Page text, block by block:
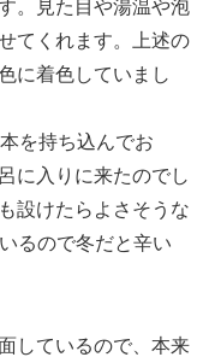
。見た目や湯温や泡
てくれます。上述の
に着色していまし
を持ち込んでお
に入りに来たのでし
設けたらよさそうな
るので冬だと辛い
しているので、本来